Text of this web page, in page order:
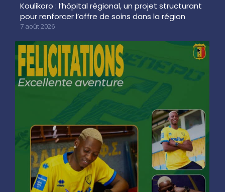
Koulikoro : l’hôpital régional, un projet structurant
pour renforcer l’offre de soins dans la région
7 août 2026